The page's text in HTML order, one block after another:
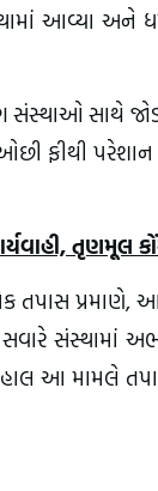
આવ્યા
સાથે
ફીથી
તૃણમૂલ
પ્રમાણે,
સંસ્થામાં
આ મામલે